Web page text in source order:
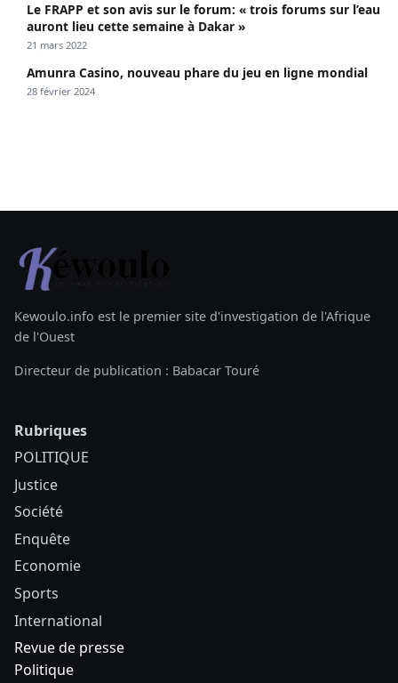
Le FRAPP et son avis sur le forum: « trois forums sur l’eau
auront lieu cette semaine à Dakar »
21 mars 2022
Amunra Casino, nouveau phare du jeu en ligne mondial
28 février 2024
Kewoulo.info est le premier site d'investigation de l'Afrique
de l'Ouest
Directeur de publication : Babacar Touré
Rubriques
POLITIQUE
Justice
Société
Enquête
Economie
Sports
International
Revue de presse
Politique